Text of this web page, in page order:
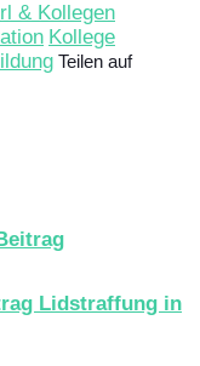
& Kollegen
Kollege
Teilen auf
Lidstraffung in